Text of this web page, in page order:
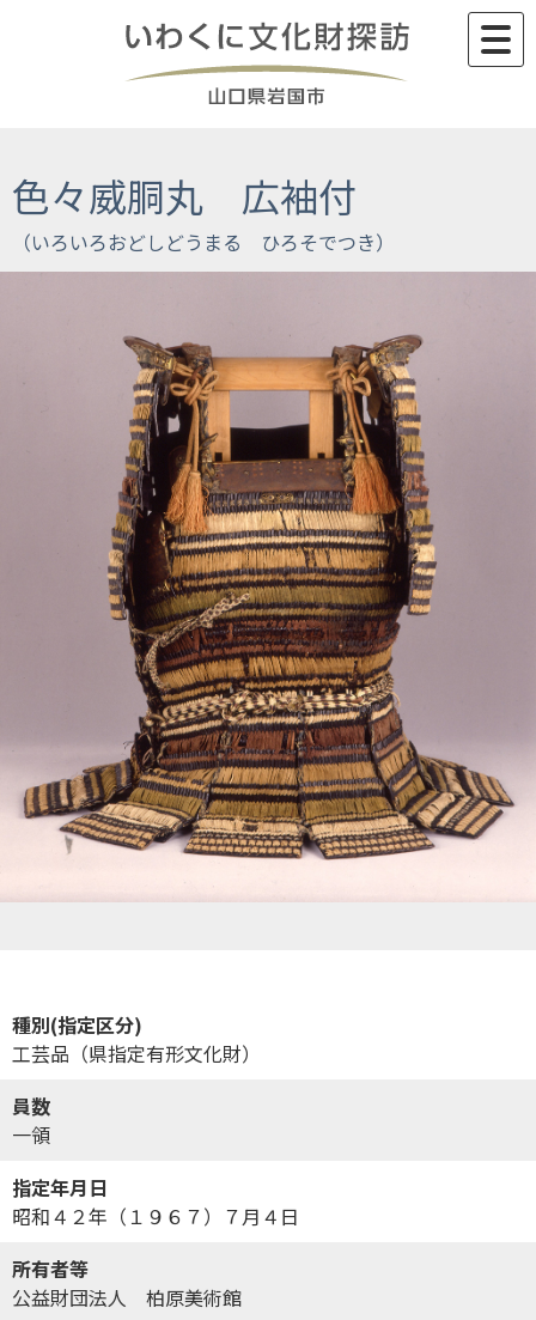
色々威胴丸 広袖付
種別(指定区分)
工芸品（県指定有形文化財）
員数
一領
指定年月日
昭和４２年（１９６７）７月４日
所有者等
公益財団法人 柏原美術館